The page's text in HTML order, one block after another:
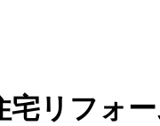
宅リフォ